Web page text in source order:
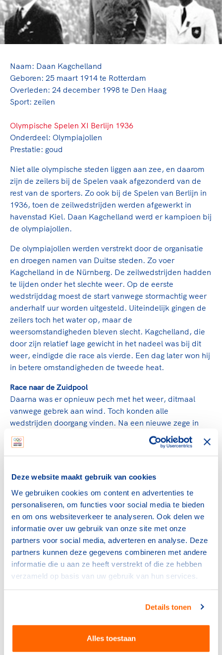
Deze website maakt gebruik van cookies
We gebruiken cookies om content en advertenties te
personaliseren, om functies voor social media te bieden
en om ons websiteverkeer te analyseren. Ook delen we
informatie over uw gebruik van onze site met onze
partners voor social media, adverteren en analyse. Deze
partners kunnen deze gegevens combineren met andere
informatie die u aan ze heeft verstrekt of die ze hebben
verzameld op basis van uw gebruik van hun services.
Details tonen
Alles toestaan
Sportonderzoek
Sportakkoord II
Game Changer
TeamNL kids
Nieuwspagina
Columns
Sport gaat niet vanzelf
Sport verenigt. Op sportclubs, pleintjes, tijdens
een rondje fietsen, door samen te skaten of naar
de sportschool te gaan. Door samen te juichen
voor Sifan Hassan, Rico Verhoeven, Diede de
Groot en het Nederlands Elftal. Of met trots te
genieten van de karatewedstrijd van je dochter,
de halve marathon van je moeder of de
hockeywedstrijd van je buurjongen.
Lees verder
Veilige en integere sport
Diversiteit en inclusie
Gezonde sportomgeving
Bekwaam sportkader
Vitale clubs en bestuurlijk kader
Clubacties
Handboek Wet- en Regelgeving
High5 Stappenplan
Ruimte voor sport
Clubondersteuning
Samen voor een veilige
sportomgeving
Voor welk gedrag staat de club? Wat mag wel
langs de lijn, in de kleedkamer, kantine en online?
En wat mag vooral niet? Een gedragscode geeft
hier richting aan en is dus een belangrijk
onderdeel van het clubbeleid rondom gewenst en
ongewenst gedrag.
Lees verder
TeamNL Academie Kalender
Kennisaanbod TeamNL Experts
Olympische Spelen LA28
Paralympische Spelen LA28
Topsportbeleid
Topsportfinanciering
Maatschappelijke waarde topsport
Top teamsportcompetities
De TeamNL Academie
De TeamNL Academie biedt een leer- en
ontwikkelprogramma voor de volgende functies
binnen TeamNL programma's: experts, coaches,
bestuurders, (technisch) directeuren, managers en
toekomstig kader.
Lees verder
Naam: Daan Kagchelland
Geboren: 25 maart 1914 te Rotterdam
Overleden: 24 december 1998 te Den Haag
Sport: zeilen
Olympische Spelen XI Berlijn 1936
Onderdeel: Olympiajollen
Prestatie: goud
Niet alle olympische steden liggen aan zee, en daarom
zijn de zeilers bij de Spelen vaak afgezonderd van de
rest van de sporters. Zo ook bij de Spelen van Berlijn in
1936, toen de zeilwedstrijden werden afgewerkt in
havenstad Kiel. Daan Kagchelland werd er kampioen bij
de olympiajollen.
De olympiajollen werden verstrekt door de organisatie
en droegen namen van Duitse steden. Zo voer
Kagchelland in de Nürnberg. De zeilwedstrijden hadden
te lijden onder het slechte weer. Op de eerste
wedstrijddag moest de start vanwege stormachtig weer
anderhalf uur worden uitgesteld. Uiteindelijk gingen de
zeilers toch het water op, maar de
weersomstandigheden bleven slecht. Kagchelland, die
door zijn relatief lage gewicht in het nadeel was bij dit
weer, eindigde die race als vierde. Een dag later won hij
in betere omstandigheden de tweede heat.
Race naar de Zuidpool
Daarna was er opnieuw pech met het weer, ditmaal
vanwege gebrek aan wind. Toch konden alle
wedstrijden doorgang vinden. Na een nieuwe zege in
race 3 kwam Kagchelland na vier dagen op gelijke
hoogte met Peter Scott. De Brit was de zoon van Robert
F. Scott, die in 1912 om het leven was gekomen in de
Werner Krogmann.
In de zesde en voorlaatste race pakte Daan
Kagchelland een belangrijke derde zege, terwijl zijn
naaste concurrenten zesde en tiende werden. In de
laatste race zou een plek bij de top tien voldoende zijn
voor goud. In die slotwedstrijd kregen Krogmann en
Scott een aanvaring, waarbij de Engelsman uitviel.
Kagchelland werd uiteindelijk vierde, ruim voldoende
Foto: Het podium met Scott, Kagchelland en Krogmann
- www.sportgeschiedenis.nl